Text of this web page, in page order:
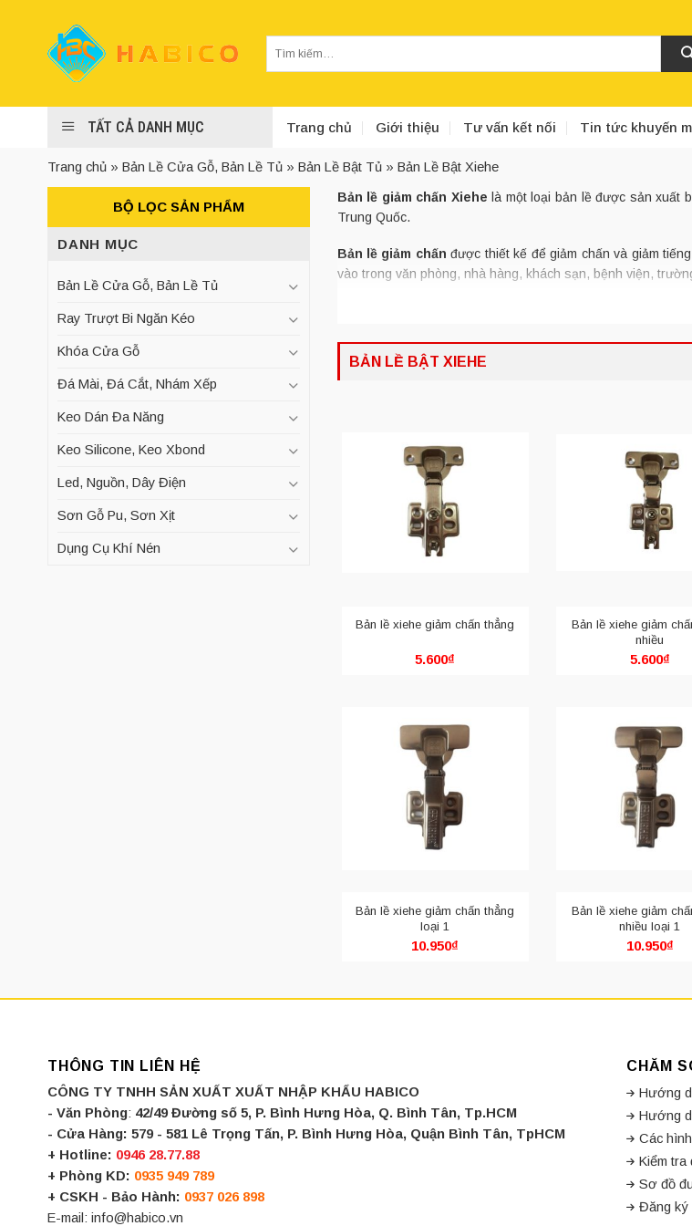
kiếm:
TẤT CẢ DANH MỤC Trang chủ Giới thiệu Tư vấn kết nối Tin tức khuyến
Trang chủ » Bản Lề Cửa Gỗ, Bản Lề Tủ » Bản Lề Bật Tủ » Bản Lề Bật Xiehe
BỘ LỌC SẢN PHẨM
DANH MỤC
Bản Lề Cửa Gỗ, Bản Lề Tủ
Ray Trượt Bi Ngăn Kéo
Khóa Cửa Gỗ
Đá Mài, Đá Cắt, Nhám Xếp
Keo Dán Đa Năng
Keo Silicone, Keo Xbond
Led, Nguồn, Dây Điện
Sơn Gỗ Pu, Sơn Xịt
Dụng Cụ Khí Nén
Bản lề giảm chấn Xiehe là một loại bản lề được sản xuất
Trung Quốc.
Bản lề giảm chấn được thiết kế để giảm chấn và giảm
vào trong văn phòng, nhà hàng, khách sạn, bệnh viện,
1. Bản lề giảm chấn Xiehe và
Bản lề giảm chấn Xiehecó đặc tính đóng mở nhẹ nhàng,
được làm bằng chất liệu thép không gỉ, chịu được trọng lực
cửa mở vào hoặc mở ra.
Nếu bạn đang tìm kiếm một loại bản lề giảm chấn chất
thành ba loại chính dựa trên vị trí lắp đặt và hình dáng:
Bản lề thẳng lắp đặt trùm ngoài:
Là loại bản lề khi lắp ráp cánh tủ sẽ che hết toàn bộ phần
BẢN LỀ BẬT XIEHE
Bản lề xiehe giảm chấn thẳng
5.600₫
Bản lề xiehe giảm
nhiều
5.600₫
Bản lề xiehe giảm chấn thẳng
loại 1
10.950₫
Bản lề xiehe giảm
nhiều loại 1
10.950₫
THÔNG TIN LIÊN HỆ
CÔNG TY TNHH SẢN XUẤT XUẤT NHẬP KHẨU HABICO
- Văn Phòng: 42/49 Đường số 5, P. Bình Hưng Hòa, Q. Bình Tân, Tp.HCM
- Cửa Hàng: 579 - 581 Lê Trọng Tấn, P. Bình Hưng Hòa, Quận Bình Tân, TpHCM
+ Hotline: 0946 28.77.88
+ Phòng KD: 0935 949 789
+ CSKH - Bảo Hành: 0937 026 898
E-mail: info@habico.vn
CHĂM
Hướng
Hướng
Các
Kiểm tra
Sơ đồ
Đăng ký